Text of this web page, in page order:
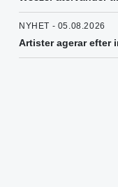
NYHET - 05.08.2026
Artister agerar efter